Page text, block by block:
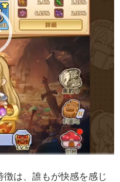
は、誰もが快感を感じ